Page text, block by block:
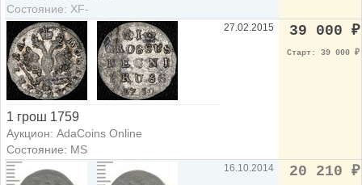
Состояние: XF-
1 грош 1759
Аукцион: AdaCoins Online
Состояние: MS
27.02.2015 39 000 ₽
Старт: 39 000 ₽
16.10.2014 20 210 ₽